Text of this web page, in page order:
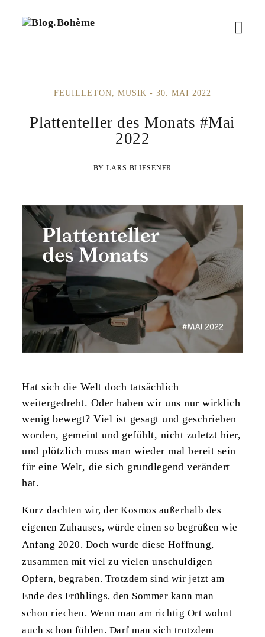
B
M
ö
e
n
FEUILLETON MUSIK 30. MAI 2022
Plattenteller des Monats #Mai
2022
LARS BLIESENER
Hat sich die Welt doch tatsächlich
weitergedreht. Oder haben wir uns nur wirklich
wenig bewegt? Viel ist gesagt und geschrieben
worden, gemeint und gefühlt, nicht zuletzt hier,
und plötzlich muss man wieder mal bereit sein
für eine Welt, die sich grundlegend verändert
hat.
Kurz dachten wir, der Kosmos außerhalb des
eigenen Zuhauses, würde einen so begrüßen wie
Anfang 2020. Doch wurde diese Hoffnung,
zusammen mit viel zu vielen unschuldigen
Opfern, begraben. Trotzdem sind wir jetzt am
Ende des Frühlings, den Sommer kann man
schon riechen. Wenn man am richtig Ort wohnt
auch schon fühlen. Darf man sich trotzdem